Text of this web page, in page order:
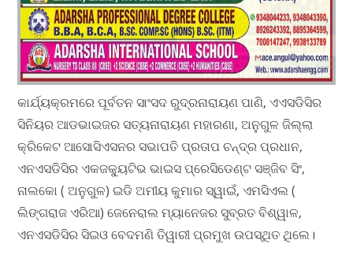
କାର୍ଯ୍ୟକ୍ରମରେ ପୂର୍ବତନ ସାଂସଦ ରୁଦ୍ରନାରାୟଣ ପାଣି, ଏଏସଡିସିର
ସିନିୟର ଆଡଭାଇଜର ସତ୍ୟନାରାୟଣ ମହାରଣା, ଅନୁଗୁଳ ଜିଲ୍ଲା
କ୍ରିକେଟ ଆସୋସିଏସନର ସଭାପତି ପ୍ରତାପ ଚନ୍ଦ୍ର ପ୍ରଧାନ,
ଏନଏସଡିସିର ଏକଜକ୍ୟୁଟିଭ ଭାଇସ ପ୍ରେସିଡେଣ୍ଟ ସଞ୍ଜିବ ସିଂ,
ନାଲକୋ ( ଅନୁଗୁଳ) ଇଡି ଅମୀୟ କୁମାର ସ୍ୱାଇଁ, ଏମସିଏଲ (
ଲିଙ୍ଗରାଜ ଏରିଆ) ଜେନେରାଲ ମ୍ୟାନେଜର ସୁବ୍ରତ ବିଶ୍ୱାଳ,
ଏନଏସଡିସିର ସିଇଓ ବେଦମଣି ତିୱାରୀ ପ୍ରମୁଖ ଉପସ୍ଥିତ ଥିଲେ।